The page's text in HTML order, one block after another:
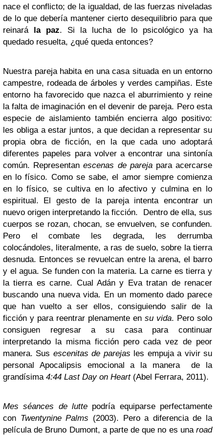
nace el conflicto; de la igualdad, de las fuerzas niveladas
de lo que debería mantener cierto desequilibrio para que
reinará la paz. Si la lucha de lo psicológico ya ha
quedado resuelta, ¿qué queda entonces?
Nuestra pareja habita en una casa situada en un entorno
campestre, rodeada de árboles y verdes campiñas. Este
entorno ha favorecido que nazca el aburrimiento y reine
la falta de imaginación en el devenir de pareja. Pero esta
especie de aislamiento también encierra algo positivo:
les obliga a estar juntos, a que decidan a representar su
propia obra de ficción, en la que cada uno adoptará
diferentes papeles para volver a encontrar una sintonía
común. Representanescenas de parejapara acercarse
en lo físico. Como se sabe, el amor siempre comienza
en lo físico, se cultiva en lo afectivo y culmina en lo
espiritual. El gesto de la pareja intenta encontrar un
nuevo origen interpretando la ficción. Dentro de ella, sus
cuerpos se rozan, chocan, se envuelven, se confunden.
Pero el combate les degrada, les derrumba
colocándoles, literalmente, a ras de suelo, sobre la tierra
desnuda. Entonces se revuelcan entre la arena, el barro
y el agua. Se funden con la materia. La carne es tierra y
la tierra es carne. Cual Adán y Eva tratan de renacer
buscando una nueva vida. En un momento dado parece
que han vuelto a ser ellos, consiguiendo salir de la
ficción y para reentrar plenamente en su vida. Pero solo
consiguen regresar a su casa para continuar
interpretando la misma ficción pero cada vez de peor
manera. Sus escenitas de parejas les empuja a vivir su
personal Apocalipsis emocional a la manera de la
grandísima 4:44 Last Day on Heart(Abel Ferrara, 2011).
Mes séances de lutte podría equiparse perfectamente
con Twentynine Palms (2003). Pero a diferencia de la
película de Bruno Dumont, a parte de que no es una road